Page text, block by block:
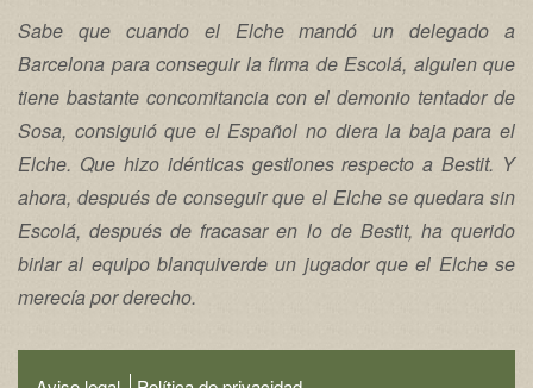
Sabe que cuando el Elche mandó un delegado a
Barcelona para conseguir la firma de Escolá, alguien que
tiene bastante concomitancia con el demonio tentador de
Sosa, consiguió que el Español no diera la baja para el
Elche. Que hizo idénticas gestiones respecto a Bestit. Y
ahora, después de conseguir que el Elche se quedara sin
Escolá, después de fracasar en lo de Bestit, ha querido
birlar al equipo blanquiverde un jugador que el Elche se
merecía por derecho.